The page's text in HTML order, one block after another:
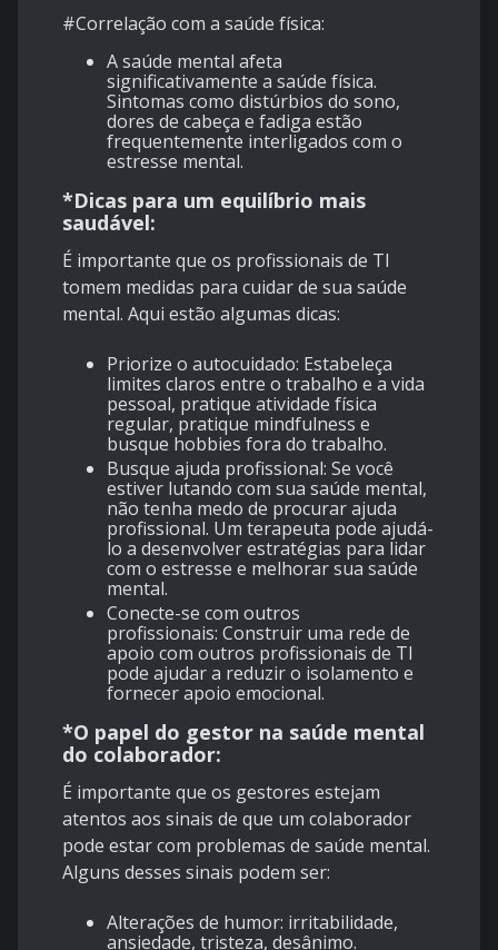
#Correlação com a saúde física:
A saúde mental afeta
significativamente a saúde física.
Sintomas como distúrbios do sono,
dores de cabeça e fadiga estão
frequentemente interligados com o
estresse mental.
*Dicas para um equilíbrio mais
saudável:
É importante que os profissionais de TI
tomem medidas para cuidar de sua saúde
mental. Aqui estão algumas dicas:
Priorize o autocuidado: Estabeleça
limites claros entre o trabalho e a vida
pessoal, pratique atividade física
regular, pratique mindfulness e
busque hobbies fora do trabalho.
Busque ajuda profissional: Se você
estiver lutando com sua saúde mental,
não tenha medo de procurar ajuda
profissional. Um terapeuta pode ajudá-
lo a desenvolver estratégias para lidar
com o estresse e melhorar sua saúde
mental.
Conecte-se com outros
profissionais: Construir uma rede de
apoio com outros profissionais de TI
pode ajudar a reduzir o isolamento e
fornecer apoio emocional.
*O papel do gestor na saúde mental
do colaborador:
É importante que os gestores estejam
atentos aos sinais de que um colaborador
pode estar com problemas de saúde mental.
Alguns desses sinais podem ser:
Alterações de humor: irritabilidade,
ansiedade, tristeza, desânimo.